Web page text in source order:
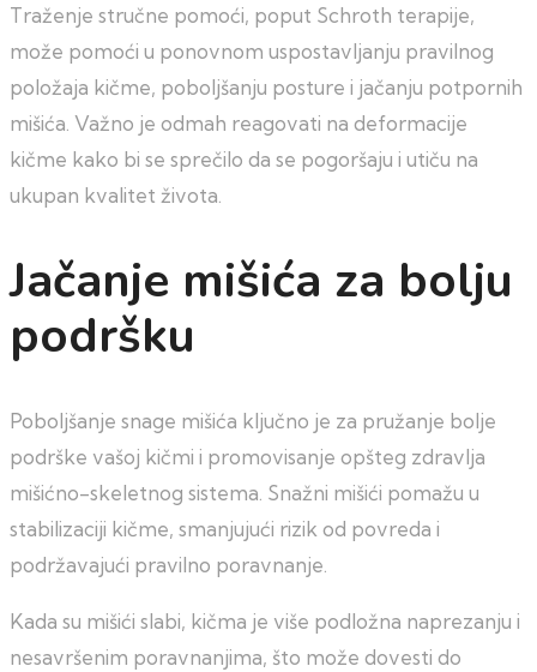
Traženje stručne pomoći, poput Schroth terapije,
može pomoći u ponovnom uspostavljanju pravilnog
položaja kičme, poboljšanju posture i jačanju potpornih
mišića. Važno je odmah reagovati na deformacije
kičme kako bi se sprečilo da se pogoršaju i utiču na
ukupan kvalitet života.
Jačanje mišića za bolju
podršku
Poboljšanje snage mišića ključno je za pružanje bolje
podrške vašoj kičmi i promovisanje opšteg zdravlja
mišićno-skeletnog sistema. Snažni mišići pomažu u
stabilizaciji kičme, smanjujući rizik od povreda i
podržavajući pravilno poravnanje.
Kada su mišići slabi, kičma je više podložna naprezanju i
nesavršenim poravnanjima, što može dovesti do